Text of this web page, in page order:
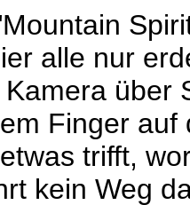
alle nur
über
Finger
trifft,
kein Weg